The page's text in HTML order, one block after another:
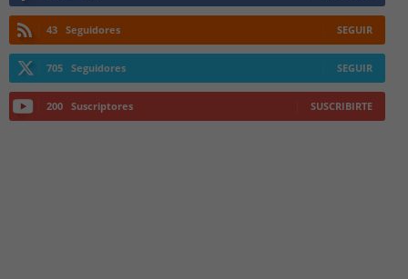
43 Seguidores SEGUIR
705 Seguidores SEGUIR
200 Suscriptores SUSCRIBIRTE